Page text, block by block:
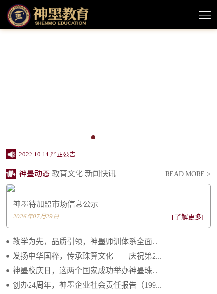
2024.10.11 神墨教育待加盟市场情况信息公示
2022.10.14 严正公告
2022.08.11 神墨品牌授权课程声明
2022.06.20 同行致远 感谢相伴——致关心支...
2021.04.29 继往开来 携手向前 ——2021年...
2021.02.25 庆祝建党一百周年 祝福祖国繁荣...
2021.01.14 李绵军总校长2021年新年贺词
READ MORE >
神墨动态 教育文化 新闻快讯
神墨待加盟市场信息公示
[了解更多]
2026年07月29日
教学为先，品质引领，神墨师训体系全面...
发扬中华国粹，传承珠算文化——庆祝第2...
神墨校庆日，这两个国家成功举办神墨珠...
创办24周年，神墨企业社会责任报告（199...